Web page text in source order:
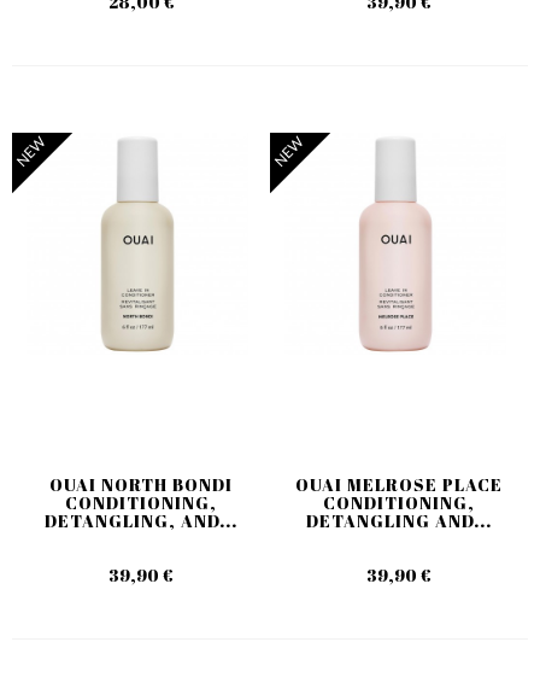
NEW
OUAI NORTH BONDI
CONDITIONING,
DETANGLING, AND...
39,90 €
NEW
OUAI MELROSE PLACE
CONDITIONING,
DETANGLING AND...
39,90 €